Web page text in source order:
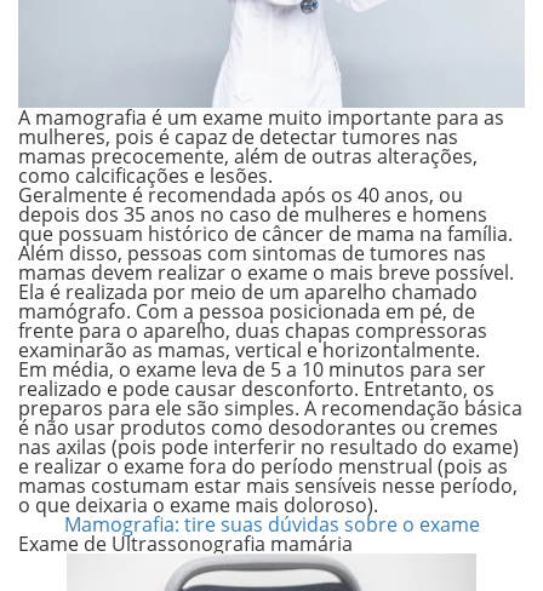
A mamografia é um exame muito importante para as
mulheres, pois é capaz de detectar tumores nas
mamas precocemente, além de outras alterações,
como calcificações e lesões.
Geralmente é recomendada após os 40 anos, ou
depois dos 35 anos no caso de mulheres e homens
que possuam histórico de câncer de mama na família.
Além disso, pessoas com sintomas de tumores nas
mamas devem realizar o exame o mais breve possível.
Ela é realizada por meio de um aparelho chamado
mamógrafo. Com a pessoa posicionada em pé, de
frente para o aparelho, duas chapas compressoras
examinarão as mamas, vertical e horizontalmente.
Em média, o exame leva de 5 a 10 minutos para ser
realizado e pode causar desconforto. Entretanto, os
preparos para ele são simples. A recomendação básica
é não usar produtos como desodorantes ou cremes
nas axilas (pois pode interferir no resultado do exame)
e realizar o exame fora do período menstrual (pois as
mamas costumam estar mais sensíveis nesse período,
o que deixaria o exame mais doloroso).
Mamografia: tire suas dúvidas sobre o exame
Exame de Ultrassonografia mamária